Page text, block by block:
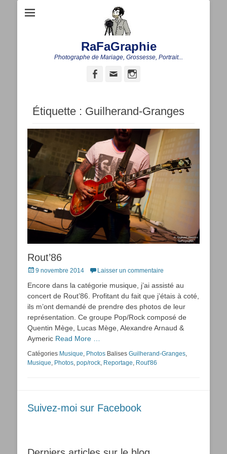
RaFaGraphie
Photographe de Mariage, Grossesse, Portrait...
Facebook
Adresse
Étiquette : Guilherand-Granges
Rout’86
Posted
9 novembre 2014 Laisser un commentaire
Encore dans la catégorie musique, j’ai assisté au
concert de Rout’86. Profitant du fait que j’étais à coté,
ils m’ont demandé de prendre des photos de leur
représentation. Ce groupe Pop/Rock composé de
Quentin Mège, Lucas Mège, Alexandre Arnaud &
Aymeric Read More …
Catégories Musique Photos Balises Guilherand-Granges
Musique Photos pop/rock Reportage Rout'86
Suivez-moi sur Facebook